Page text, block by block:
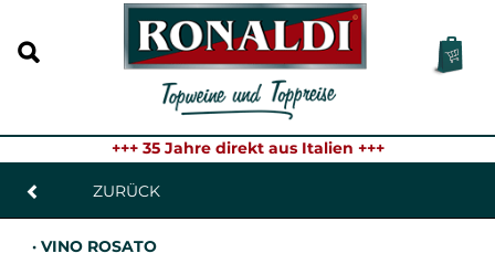
+++ 35 Jahre direkt aus Italien +++
ZURÜCK
· VINO ROSATO